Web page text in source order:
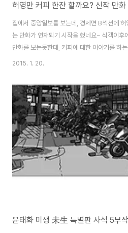
집에서 중앙일보를 보는데, 경제면 B섹션에
는 만화가 연재되기 시작을 했네요~ 식객이후
만화를 보는듯한데, 커피에 대한 이야기를 하
는 날엔 좋은 일이라는 내용으로 1화를 시작했
의 음식으로 마음을 움직여라, 영화 리뷰 허영
연재 갑자기 종료 허영만 식객 만화보기 -
에서 스폰을 하는듯한데, 허영만 화백의 그림
고 하는데, 가끔은 식객처럼 혼자서 글과 그림
작가와 함께 작업을..
2015. 1. 20.